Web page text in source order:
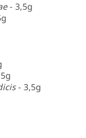
- 3,5g
- 3,5g